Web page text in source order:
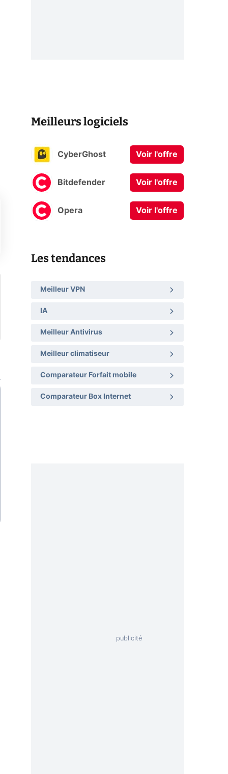
Meilleurs logiciels
CyberGhost Voir l'offre
Bitdefender Voir l'offre
Opera Voir l'offre
Les tendances
Meilleur VPN
IA
Meilleur Antivirus
Meilleur climatiseur
Comparateur Forfait mobile
Comparateur Box Internet